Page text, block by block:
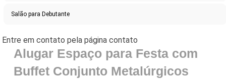
Salão para Debutante
Alugar Espaço para Festa com
Buffet Conjunto Metalúrgicos